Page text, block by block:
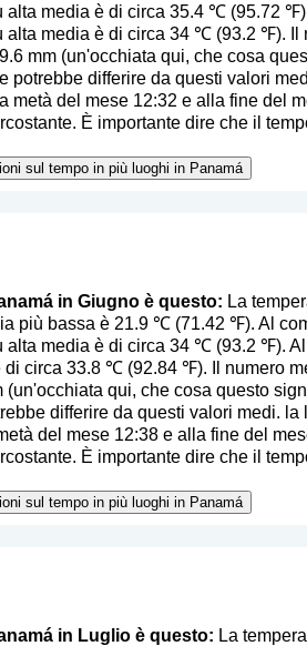
alta media è di circa 35.4 ℃ (95.72
alta media è di circa 34 ℃ (93.2 ℉).
mm (un'occhiata qui, che cosa
potrebbe differire da questi valori
metà del mese 12:32 e alla fine del
È importante dire che il
sul tempo in più luoghi in Panamá
in Giugno è questo: La
più bassa è 21.9 ℃ (71.42 ℉). Al
alta media è di circa 34 ℃ (93.2 ℉).
di circa 33.8 ℃ (92.84 ℉). Il numero
(un'occhiata qui, che cosa questo
differire da questi valori medi.
del mese 12:38 e alla fine del
È importante dire che il
sul tempo in più luoghi in Panamá
in Luglio è questo: La